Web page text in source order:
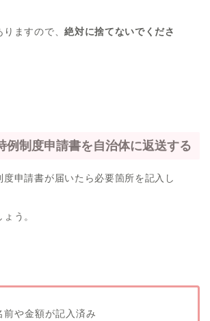
りますので、絶対に捨てないでくださ
例制度申請書を自治体に返送する
度申請書が届いたら必要箇所を記入し
う。
前や金額が記入済み